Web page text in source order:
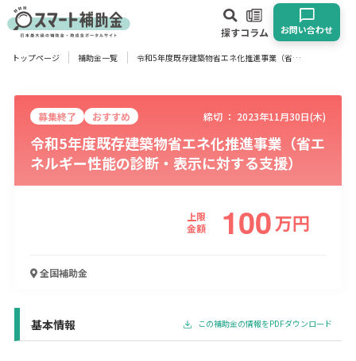
探すコラム お問い合わせ
対象
企業 団体 個人 その他
エリア
建設･不動産業
トップページ 補助金一覧 令和5年度既存建築物省エネ化推進事業（省エネルギー性能の診断・表示に対する支援）
募集終了 おすすめ 締切 ： 2023年11月30日(木)
令和5年度既存建築物省エネ化推進事業（省エ
ネルギー性能の診断・表示に対する支援）
上限
金額
100万円
全国補助金
基本情報 この補助金の情報をPDFダウンロード